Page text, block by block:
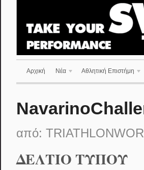
Αρχική Νέα Αθλητική Επιστήμη
από:
ΔΕΛΤΙΟ ΤΥΠΟΥ